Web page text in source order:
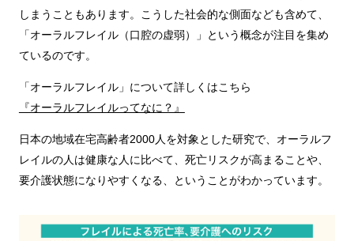
しまうこともあります。こうした社会的な側面なども含めて、
「オーラルフレイル（口腔の虚弱）」という概念が注目を集め
ているのです。
「オーラルフレイル」について詳しくはこちら
『オーラルフレイルってなに？』
日本の地域在宅高齢者2000人を対象とした研究で、オーラルフ
レイルの人は健康な人に比べて、死亡リスクが高まることや、
要介護状態になりやすくなる、ということがわかっています。